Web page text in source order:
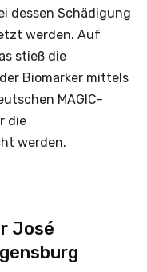
dessen Schädigung
werden. Auf
stieß die
Biomarker mittels
MAGIC-
die
werden.
José